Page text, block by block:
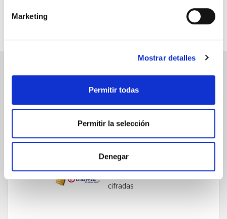
Marketing
Mostrar detalles
Permitir todas
Permitir la selección
Denegar
PAGO SEGURO
Tarjeta de crédito/débito
Transferencia bancaria
cifradas